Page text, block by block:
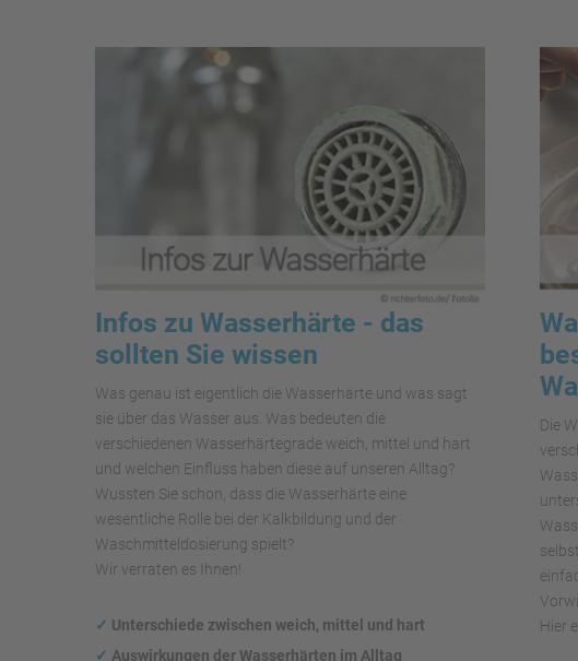
Infos zu Wasserhärte - das
sollten Sie wissen
Was genau ist eigentlich die Wasserhärte und was sagt
sie über das Wasser aus. Was bedeuten die
verschiedenen Wasserhärtegrade weich, mittel und hart
und welchen Einfluss haben diese auf unseren Alltag?
Wussten Sie schon, dass die Wasserhärte eine
wesentliche Rolle bei der Kalkbildung und der
Waschmitteldosierung spielt?
Wir verraten es Ihnen!
✓ Unterschiede zwischen weich, mittel und hart
✓ Auswirkungen der Wasserhärten im Alltag
Die
Hier